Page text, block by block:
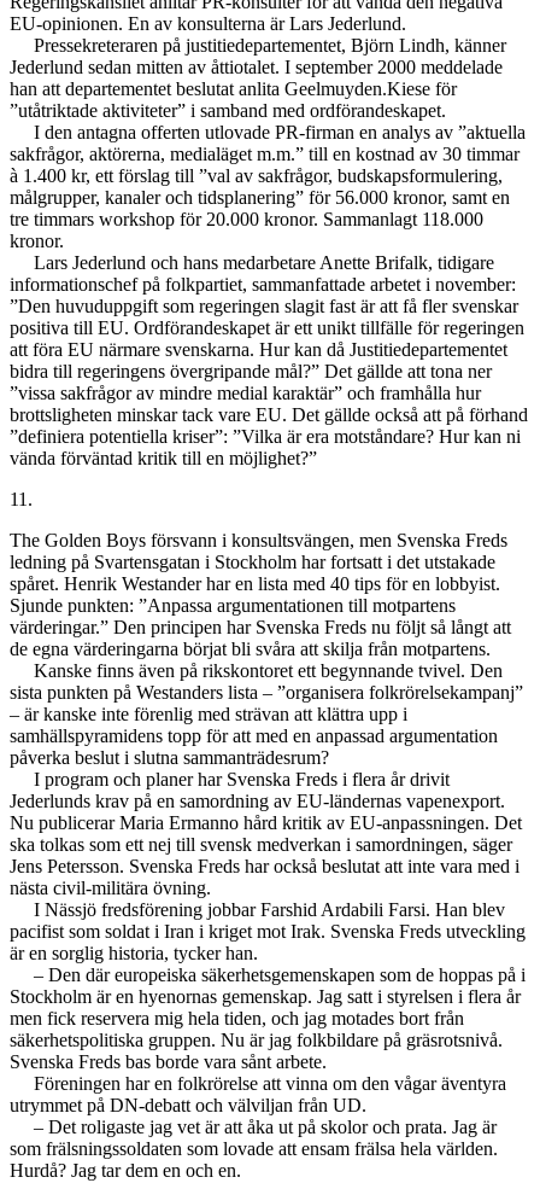
EU-opinionen. En av konsulterna är Lars Jederlund.
Pressekreteraren på justitiedepartementet, Björn Lindh, känner
Jederlund sedan mitten av åttiotalet. I september 2000 meddelade
han att departementet beslutat anlita Geelmuyden.Kiese för
”utåtriktade aktiviteter” i samband med ordförandeskapet.
I den antagna offerten utlovade PR-firman en analys av ”aktuella
sakfrågor, aktörerna, medialäget m.m.” till en kostnad av 30 timmar
à 1.400 kr, ett förslag till ”val av sakfrågor, budskapsformulering,
målgrupper, kanaler och tidsplanering” för 56.000 kronor, samt en
tre timmars workshop för 20.000 kronor. Sammanlagt 118.000
kronor.
Lars Jederlund och hans medarbetare Anette Brifalk, tidigare
informationschef på folkpartiet, sammanfattade arbetet i november:
”Den huvuduppgift som regeringen slagit fast är att få fler svenskar
positiva till EU. Ordförandeskapet är ett unikt tillfälle för regeringen
att föra EU närmare svenskarna. Hur kan då Justitiedepartementet
bidra till regeringens övergripande mål?” Det gällde att tona ner
”vissa sakfrågor av mindre medial karaktär” och framhålla hur
brottsligheten minskar tack vare EU. Det gällde också att på förhand
”definiera potentiella kriser”: ”Vilka är era motståndare? Hur kan ni
vända förväntad kritik till en möjlighet?”
11.
The Golden Boys försvann i konsultsvängen, men Svenska Freds
ledning på Svartensgatan i Stockholm har fortsatt i det utstakade
spåret. Henrik Westander har en lista med 40 tips för en lobbyist.
Sjunde punkten: ”Anpassa argumentationen till motpartens
värderingar.” Den principen har Svenska Freds nu följt så långt att
de egna värderingarna börjat bli svåra att skilja från motpartens.
Kanske finns även på rikskontoret ett begynnande tvivel. Den
sista punkten på Westanders lista – ”organisera folkrörelsekampanj”
– är kanske inte förenlig med strävan att klättra upp i
samhällspyramidens topp för att med en anpassad argumentation
påverka beslut i slutna sammanträdesrum?
I program och planer har Svenska Freds i flera år drivit
Jederlunds krav på en samordning av EU-ländernas vapenexport.
Nu publicerar Maria Ermanno hård kritik av EU-anpassningen. Det
ska tolkas som ett nej till svensk medverkan i samordningen, säger
Jens Petersson. Svenska Freds har också beslutat att inte vara med i
nästa civil-militära övning.
I Nässjö fredsförening jobbar Farshid Ardabili Farsi. Han blev
pacifist som soldat i Iran i kriget mot Irak. Svenska Freds utveckling
är en sorglig historia, tycker han.
– Den där europeiska säkerhetsgemenskapen som de hoppas på i
Stockholm är en hyenornas gemenskap. Jag satt i styrelsen i flera år
men fick reservera mig hela tiden, och jag motades bort från
säkerhetspolitiska gruppen. Nu är jag folkbildare på gräsrotsnivå.
Svenska Freds bas borde vara sånt arbete.
Föreningen har en folkrörelse att vinna om den vågar äventyra
utrymmet på DN-debatt och välviljan från UD.
– Det roligaste jag vet är att åka ut på skolor och prata. Jag är
som frälsningssoldaten som lovade att ensam frälsa hela världen.
Hurdå? Jag tar dem en och en.